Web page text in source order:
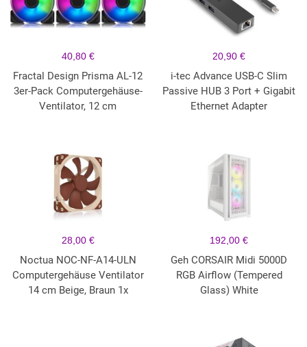
40,80 €
Fractal Design Prisma AL-12
3er-Pack Computergehäuse-
Ventilator, 12 cm
20,90 €
i-tec Advance USB-C Slim
Passive HUB 3 Port + Gigabit
Ethernet Adapter
28,00 €
Noctua NOC-NF-A14-ULN
Computergehäuse Ventilator
14 cm Beige, Braun 1x
192,00 €
Geh CORSAIR Midi 5000D
RGB Airflow (Tempered
Glass) White